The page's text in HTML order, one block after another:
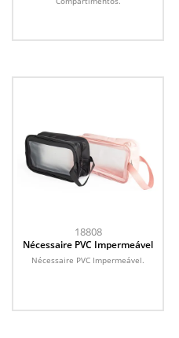
18808
Nécessaire PVC Impermeável
Nécessaire PVC Impermeável.